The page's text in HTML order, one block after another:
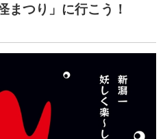
まつり」に行こう！